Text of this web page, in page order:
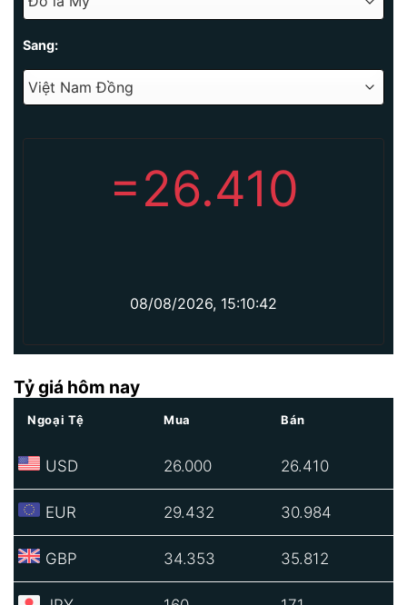
Sang:
=26.410
08/08/2026, 15:10:42
Tỷ giá hôm nay
Ngoại Tệ Mua Bán
USD 26.000 26.410
EUR 29.432 30.984
GBP 34.353 35.812